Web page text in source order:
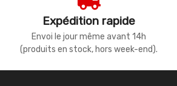
Expédition rapide
Envoi le jour même avant 14h
(produits en stock, hors week-end).